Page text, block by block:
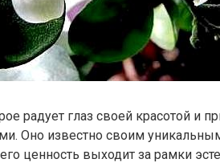
радует глаз своей красотой и
Оно известно своим
ценность выходит за рамки